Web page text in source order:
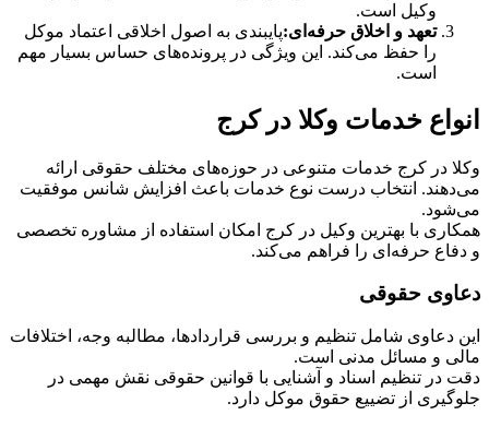
وکیل است.
تعهد و اخلاق حرفه‌ای:پایبندی به اصول اخلاقی اعتماد موکل
را حفظ می‌کند. این ویژگی در پرونده‌های حساس بسیار مهم
است.
انواع خدمات وکلا در کرج
وکلا در کرج خدمات متنوعی در حوزه‌های مختلف حقوقی ارائه
می‌دهند. انتخاب درست نوع خدمات باعث افزایش شانس موفقیت
می‌شود.
همکاری با بهترین وکیل در کرج امکان استفاده از مشاوره تخصصی
و دفاع حرفه‌ای را فراهم می‌کند.
دعاوی حقوقی
این دعاوی شامل تنظیم و بررسی قراردادها، مطالبه وجه، اختلافات
مالی و مسائل مدنی است.
دقت در تنظیم اسناد و آشنایی با قوانین حقوقی نقش مهمی در
جلوگیری از تضییع حقوق موکل دارد.